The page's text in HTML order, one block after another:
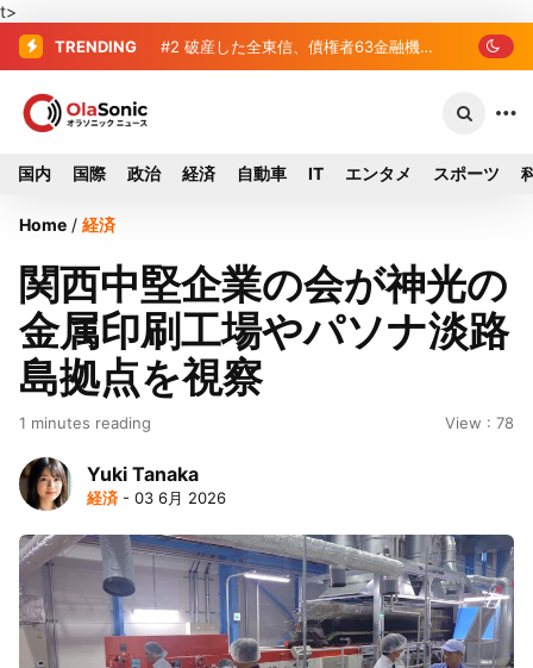
t>
TRENDING #2 破産した全東信、債権者63金融
#3 プロ野球2026年、勝ち組と負け組の
国内 国際 政治 経済 自動車 IT エンタメ スポーツ
Home / 経済
関西中堅企業の会が神光の
金属印刷工場やパソナ淡路
島拠点を視察
1 minutes reading View : 78
Yuki Tanaka
経済 - 03 6月 2026